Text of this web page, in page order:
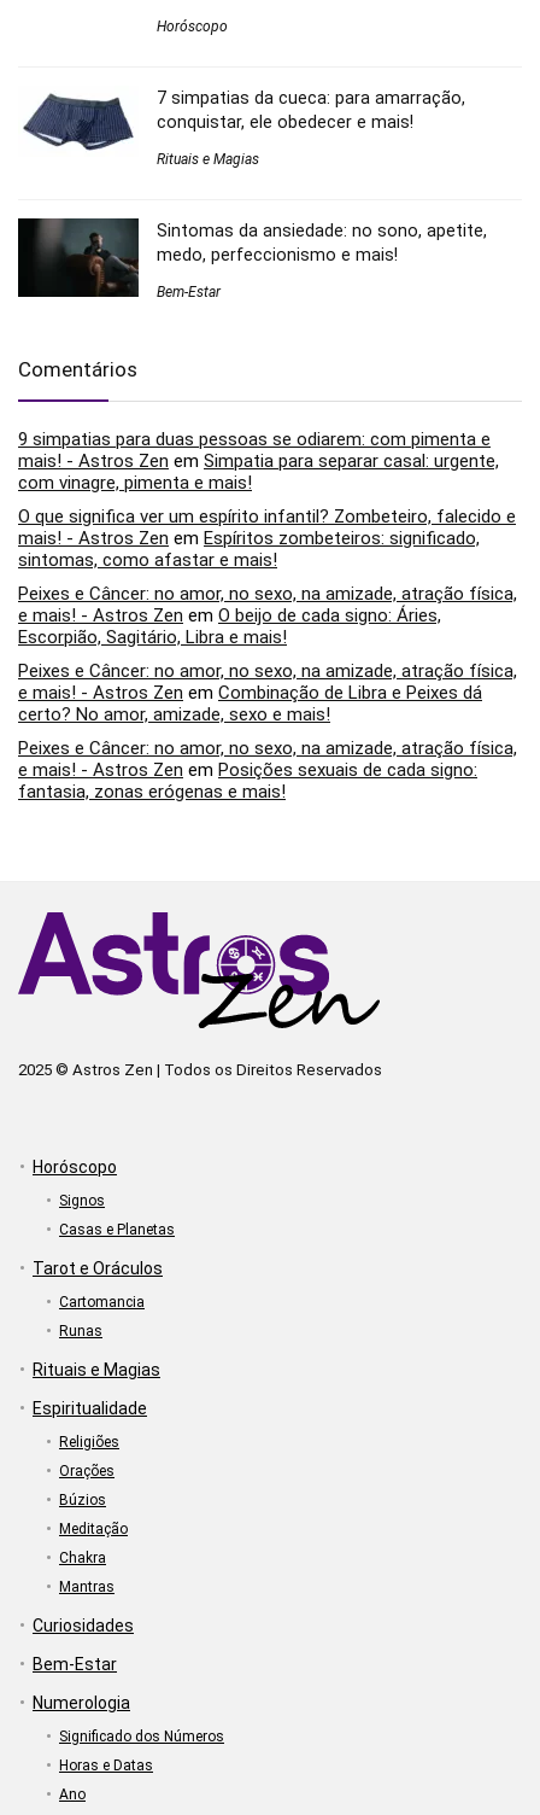
Horóscopo
7 simpatias da cueca: para amarração,
conquistar, ele obedecer e mais!
Rituais e Magias
Sintomas da ansiedade: no sono, apetite,
medo, perfeccionismo e mais!
Bem-Estar
Comentários
9 simpatias para duas pessoas se odiarem: com pimenta e
mais! - Astros Zen em Simpatia para separar casal: urgente,
com vinagre, pimenta e mais!
O que significa ver um espírito infantil? Zombeteiro, falecido e
mais! - Astros Zen em Espíritos zombeteiros: significado,
sintomas, como afastar e mais!
Peixes e Câncer: no amor, no sexo, na amizade, atração física,
e mais! - Astros Zen em O beijo de cada signo: Áries,
Escorpião, Sagitário, Libra e mais!
Peixes e Câncer: no amor, no sexo, na amizade, atração física,
e mais! - Astros Zen em Combinação de Libra e Peixes dá
certo? No amor, amizade, sexo e mais!
Peixes e Câncer: no amor, no sexo, na amizade, atração física,
e mais! - Astros Zen em Posições sexuais de cada signo:
fantasia, zonas erógenas e mais!
2025 © Astros Zen | Todos os Direitos Reservados
Horóscopo
Signos
Casas e Planetas
Tarot e Oráculos
Cartomancia
Runas
Rituais e Magias
Espiritualidade
Religiões
Orações
Búzios
Meditação
Chakra
Mantras
Curiosidades
Bem-Estar
Numerologia
Significado dos Números
Horas e Datas
Ano